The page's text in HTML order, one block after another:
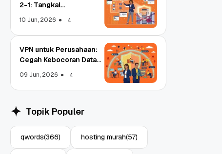
11 Jun, 2026 4
2-1: Tangkal
10 Jun, 2026 4
VPN untuk Perusahaan:
Cegah Kebocoran Data
09 Jun, 2026 4
Topik Populer
qwords(366) hosting murah(57)